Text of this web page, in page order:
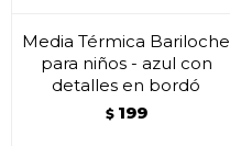
Media Térmica Bariloche
para niños - azul con
detalles en bordó
$ 199